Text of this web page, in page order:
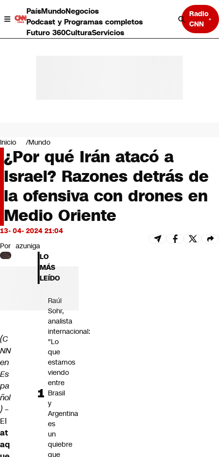
PaísMundoNegocios
Podcast y Programas completos
Futuro 360CulturaServicios
Radio
CNN
Negocios
Deportes
Programas completos
Cultura
Servicios
Bits
CNN tiempo
Futuro 360
Inicio Mundo
¿Por qué Irán atacó a
Israel? Razones detrás de
la ofensiva con drones en
Medio Oriente
13- 04- 2024 21:04
Por azuniga
(C
NN
en
Es
pa
ñol
) –
El
at
aq
LO
MÁS
LEÍDO
Raúl
Sohr,
analista
internacional:
"Lo
que
estamos
viendo
entre
Brasil
y
Argentina
es
un
quiebre
que